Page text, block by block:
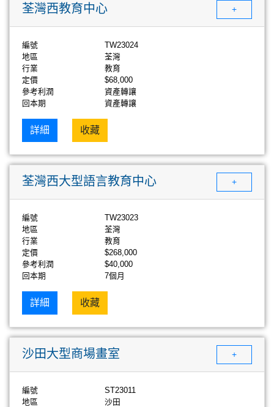
荃灣西教育中心 +
編號
TW23024
地區
荃灣
行業
教育
定價
$68,000
參考利潤
資產轉讓
回本期
資產轉讓
詳細 收藏
荃灣西大型語言教育中心 +
編號
TW23023
地區
荃灣
行業
教育
定價
$268,000
參考利潤
$40,000
回本期
7個月
詳細 收藏
沙田大型商場畫室 +
編號
ST23011
地區
沙田